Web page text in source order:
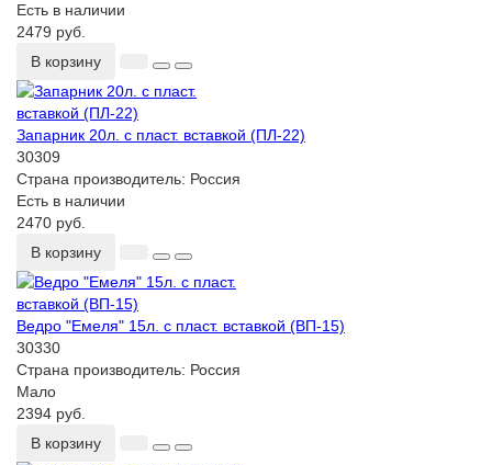
Есть в наличии
2479 руб.
В корзину
Запарник 20л. с пласт. вставкой (ПЛ-22)
30309
Страна производитель: Россия
Есть в наличии
2470 руб.
В корзину
Ведро "Емеля" 15л. с пласт. вставкой (ВП-15)
30330
Страна производитель: Россия
Мало
2394 руб.
В корзину